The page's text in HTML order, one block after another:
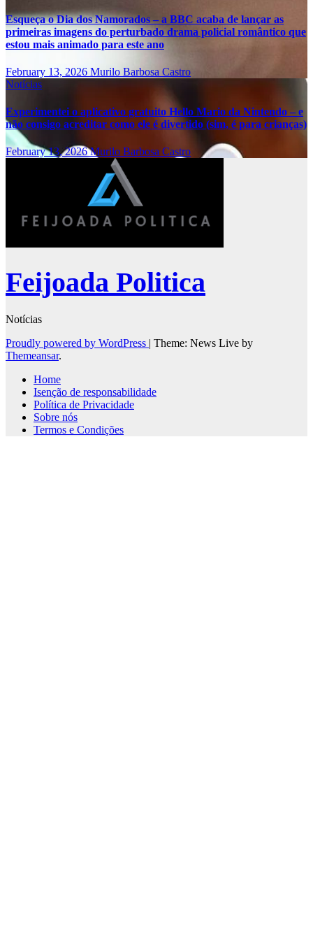
Esqueça o Dia dos Namorados – a BBC acaba de lançar as
primeiras imagens do perturbado drama policial romântico que
estou mais animado para este ano
February 13, 2026 Murilo Barbosa Castro
Notícias
Experimentei o aplicativo gratuito Hello Mario da Nintendo – e
não consigo acreditar como ele é divertido (sim, é para crianças)
February 13, 2026Murilo Barbosa Castro
Feijoada Politica
Notícias
Proudly powered by WordPress | Theme: News Live by
Themeansar.
Home
Isenção de responsabilidade
Política de Privacidade
Sobre nós
Termos e Condições